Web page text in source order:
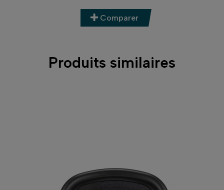
Comparer
Produits similaires